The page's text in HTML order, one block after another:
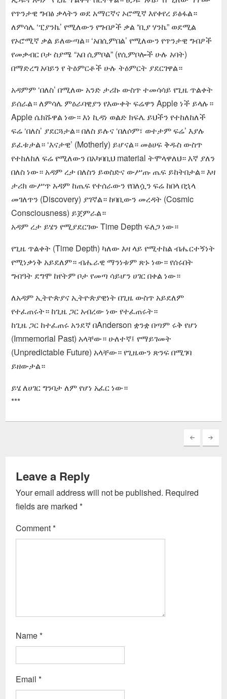
የጥንታዊ ግብፅ ቃላትን ወደ አማርኛና ኦሮሚኛ እየቀየረ ይፅፋል።
ለምሳሌ ‘ፒያንኬ’ የሚለውን የግብፆች ቃል “ቢያ ሃንኬ” ወደሚል
የኦሮሚኛ ቃል ይለውጣል። ‘አበሲምበል’ የሚለውን የጥንታዊ ግብፆች
የመቃብር ቦታ ስያሜ “አበ ሲምቦል” (የሲምቦሎች ሁሉ አባት)
በማድረግ አባይን የ ትዕምርቶች ሁሉ ትዕምርት ያደርገዋል።
አዳምም ‘በለስ’ በሚለው አንድ ታሪኩ ውስጥ ተመሳሳይ የጊዜ ጥልቀት
ይሰራል። ለምሳሌ ምዕራባዊያን የእውቀት ፍሬዋን Apple ነች ይላሉ።
Apple ሴክሹዋል ነው። እነ ኪዳነ ወልድ ክፍሌ ይህችን የተከለከለች
ፍሬ ‘በለስ’ ያደርጓታል። በለስ ይሉና ‘በለሶም፣ ወተታም ፍሬ’ እያሉ
ይፈቱታል። ‘እናታዊ’ (Motherly) ይሆናል። መፅሀፍ ቅዱስ ውስጥ
የተከለከለ ፍሬ የሚለውን በአካባቢህ material ትሞላዋለህ። እኛ ያለን
በለስ ነው። አዳም ረታ በለስን ይወስድና ውሥጡ ጤፍ ይከትበታል። እዛ
ታሪክ ውሥጥ አዳም ከጤፍ የተሰራውን የበለሷን ፍሬ ከበላ በኋላ
መገለጥን (Discovery) ያገኛል። ከባቢውን መረዳት (Cosmic
Consciousness) ይጀምራል።
አዳም ረታ ይሄን የሚያደርገው Time Depth ፍለጋ ነው።
የጊዜ ጥልቀት (Time Depth) ካለው እዛ ላይ የሚተከል ብሔርተኝነት
የሚነቃነቅ አይደለም። ብሔራዊ ማንነቱም ጽኑ ነው። የሰሩበት
ግብዓት ደግሞ ከየትም ቦታ የመጣ ሳይሆን ሀገር በቀል ነው።
ለአዳም ኢትዮጵያና ኢትዮጵያዊነት በጊዜ ውስጥ አይደለም
የተፈጠሩት። ከጊዜ ጋር አብረው ነው የተፈጠሩት።
ከጊዜ ጋር ከተፈጠሩ አንደኛ በAnderson ቋንቋ በጣም ሩቅ የሆነ
(Immemorial Past) አላቸው። ሁለተኛ፤ የማይገመት
(Unpredictable Future) አላቸው። የጊዜውን ጽንፍ በሚገባ
ይዘውታል።
ይሄ ለሀገር ግንባታ ለም የሆነ አፈር ነው።
***
Leave a Reply
Your email address will not be published. Required
fields are marked*
Comment*
Name*
Email*